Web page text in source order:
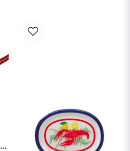
Girlang - Kräftskiva - Röd